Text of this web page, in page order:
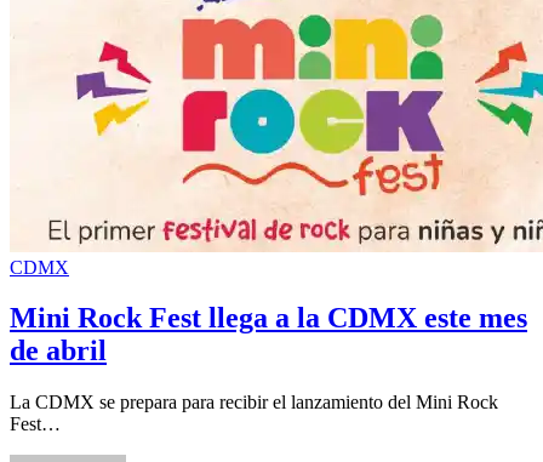
CDMX
Mini Rock Fest llega a la CDMX este mes
de abril
La CDMX se prepara para recibir el lanzamiento del Mini Rock
Fest…